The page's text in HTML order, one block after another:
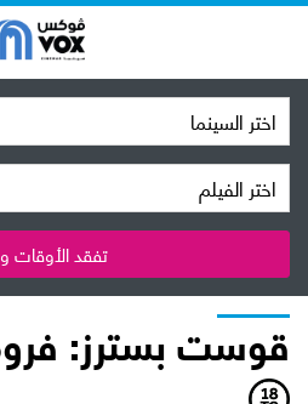
اختر السينما
اختر الفيلم
تفقد الأوقات
قوست بسترز: